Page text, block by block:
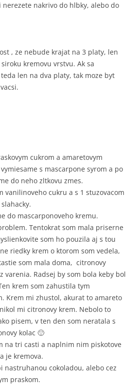
nakrivo do hlbky, alebo do
, ze nebude krajat na 3 platy, len
kremovu vrstvu. Ak sa
len na dva platy, tak moze byt
cukrom a amaretovym
s mascarpone syrom a po
do neho zltkovu zmes.
vanilinoveho cukru a s 1 stuzovacom
do mascarponoveho kremu.
Tentokrat som mala priserne
som ho pouzila aj s tou
riedky krem o ktorom som vedela,
som mala doma, citronovy
varenia. Radsej by som bola keby bol
krem som zahustila tym
Krem mi zhustol, akurat to amareto
mi citronovy krem. Nebolo to
pisem, v ten den som neratala s
kolac 🙂
na tri casti a naplnim nim piskotove
je kremova.
nastruhanou cokoladou, alebo cez
praskom.